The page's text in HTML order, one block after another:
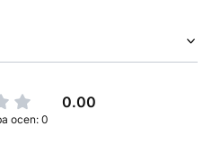
0.00
ocen: 0